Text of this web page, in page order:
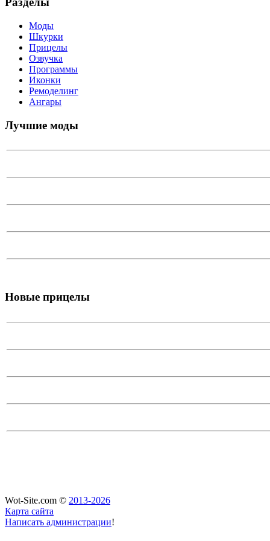
Моды
Шкурки
Прицелы
Озвучка
Программы
Иконки
Ремоделинг
Ангары
Лучшие моды
Новые прицелы
Wot-Site.com © 2013-2026
Карта сайта
Написать администрации!